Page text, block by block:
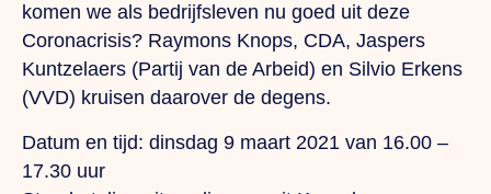
komen we als bedrijfsleven nu goed uit deze
Coronacrisis? Raymons Knops, CDA, Jaspers
Kuntzelaers (Partij van de Arbeid) en Silvio Erkens
(VVD) kruisen daarover de degens.
Datum en tijd: dinsdag 9 maart 2021 van 16.00 –
17.30 uur